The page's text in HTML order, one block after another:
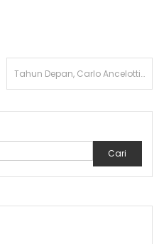
Tahun Depan, Carlo Ancelotti Bersiap Melatih Tim Samba
Cari